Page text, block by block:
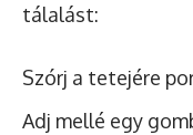
tálalást:
Szórj a tetejére
Adj mellé egy